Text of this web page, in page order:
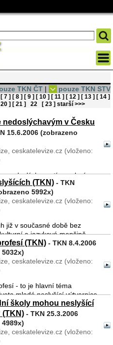
TKN ČT | pouze TKN STV
[ 7 ] [ 8 ] [ 9 ] [ 10 ] [ 11 ] [ 12 ] [ 13 ] [ 14 ]
20 ] [ 21 ] 22 [ 23 ] starší >>>
nedoslýchavým v Česku
15.6.2006 (zobrazeno
ceskatelevize.cz (vloženo:
- nedoslýchavostí se mluví
zcela neslyšících. Přitom
postihuje lidi ve všech
které s seb ...
(TKN) - TKN
5992x)
ceskatelevize.cz (vloženo:
již v současné době bez
a jazykové menšině,
zvyklosti, své dějiny. Co
o význam ...
(TKN) - TKN 8.4.2006
ceskatelevize.cz (vloženo:
- to je hlavní téma
mladé neslyšící výtvarnice
důležitých momentů, které ji
Nahlédneme do její tvůrčí d
školy mohou neslyšící
- TKN 25.3.2006
ceskatelevize.cz (vloženo: